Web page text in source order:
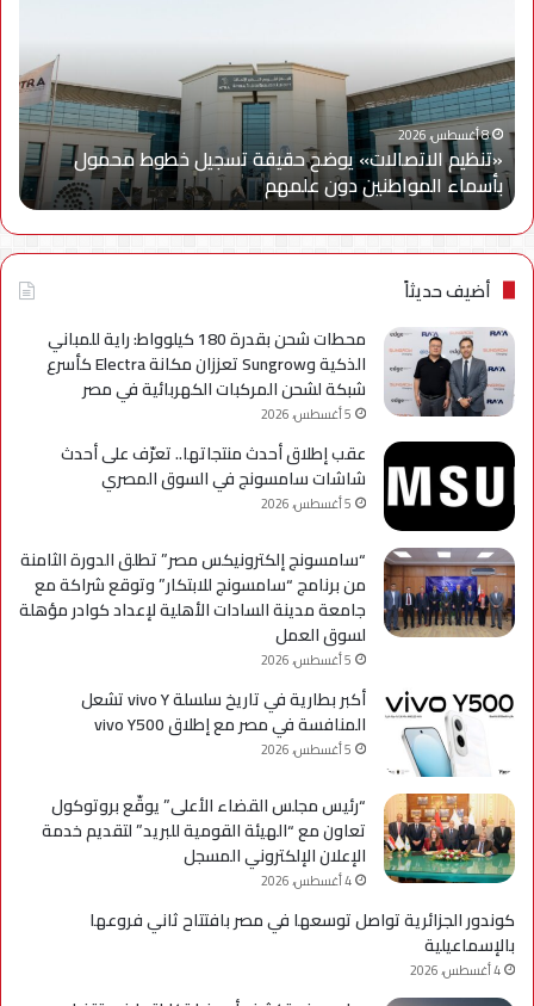
تسجيل
خطوط
محمول
بأسماء
المواطنين
دون
علمهم
8 أغسطس، 2026
«تنظيم الاتصالات» يوضح حقيقة تسجيل خطوط محمول
بأسماء المواطنين دون علمهم
أضيف حديثاً
محطات شحن بقدرة 180 كيلوواط: راية للمباني
الذكية وSungrow تعززان مكانة Electra كأسرع
شبكة لشحن المركبات الكهربائية في مصر
5 أغسطس، 2026
عقب إطلاق أحدث منتجاتها.. تعرّف على أحدث
شاشات سامسونج في السوق المصري
5 أغسطس، 2026
“سامسونج إلكترونيكس مصر” تطلق الدورة الثامنة
من برنامج “سامسونج للابتكار” وتوقع شراكة مع
جامعة مدينة السادات الأهلية لإعداد كوادر مؤهلة
لسوق العمل
5 أغسطس، 2026
أكبر بطارية في تاريخ سلسلة vivo Y تشعل
المنافسة في مصر مع إطلاق vivo Y500
5 أغسطس، 2026
“رئيس مجلس القضاء الأعلى” يوقّع بروتوكول
تعاون مع “الهيئة القومية للبريد” لتقديم خدمة
الإعلان الإلكتروني المسجل
4 أغسطس، 2026
كوندور الجزائرية تواصل توسعها في مصر بافتتاح ثاني فروعها
بالإسماعيلية
4 أغسطس، 2026